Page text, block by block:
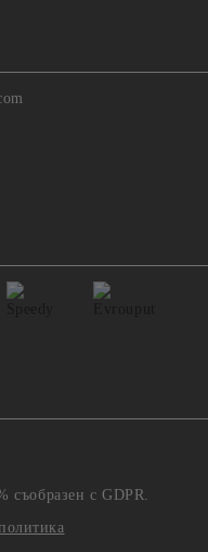
съобразен с GDPR.